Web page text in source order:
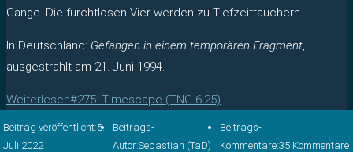
Gange. Die furchtlosen Vier werden zu Tiefzeittauchern.
In Deutschland: Gefangen in einem temporären Fragment,
ausgestrahlt am 21. Juni 1994.
Weiterlesen#275: Timescape (TNG 6.25)
Beitrag veröffentlicht:5.
Juli 2022
Beitrags-
Autor:Sebastian (TaD)
Beitrags-
Kommentare:35 Kommentare